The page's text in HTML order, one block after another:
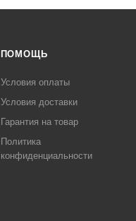
ПОМОЩЬ
Условия оплаты
Условия доставки
Гарантия на товар
Политика
конфиденциальности